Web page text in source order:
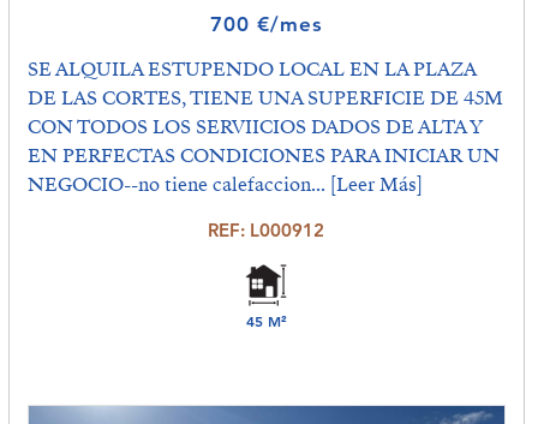
700 €/mes
SE ALQUILA ESTUPENDO LOCAL EN LA PLAZA
DE LAS CORTES, TIENE UNA SUPERFICIE DE 45M
CON TODOS LOS SERVIICIOS DADOS DE ALTA Y
EN PERFECTAS CONDICIONES PARA INICIAR UN
NEGOCIO--no tiene calefaccion... [Leer Más]
REF: L000912
45 M²